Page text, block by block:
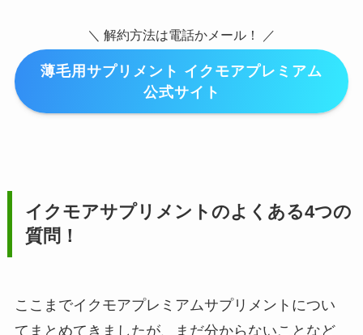
＼ 解約方法は電話かメール！ ／
薄毛用サプリメント イクモアプレミアム
公式サイト
イクモアサプリメントのよくある4つの
質問！
ここまでイクモアプレミアムサプリメントについ
てまとめてきましたが、まだ分からないことなど